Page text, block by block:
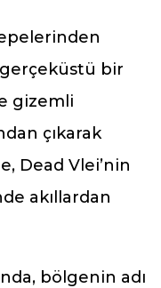
gerçeküstü bir
gizemli
çıkarak
Dead Vlei’nin
akıllardan
bölgenin adı